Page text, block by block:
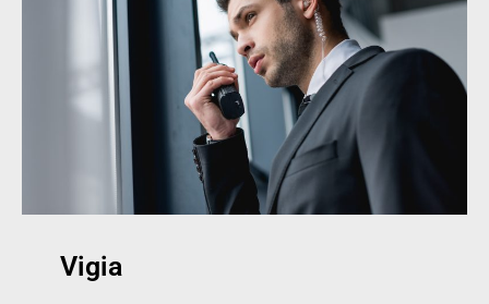
Vigia